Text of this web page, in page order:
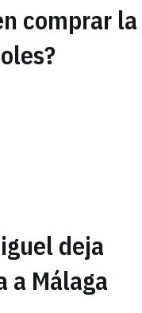
comprar la
deja
a Málaga